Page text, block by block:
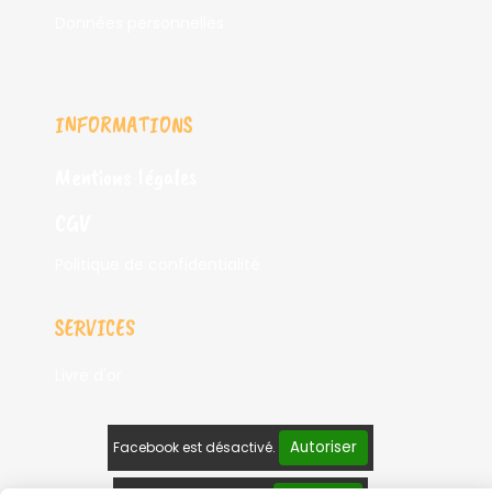
INFORMATIONS
SERVICES
Facebook est désactivé. Autoriser